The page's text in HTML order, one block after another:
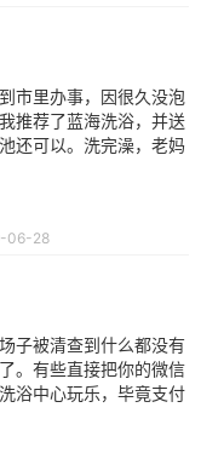
市里办事，因很久没泡
推荐了蓝海洗浴，并送
还可以。洗完澡，老妈
06-28
子被清查到什么都没有
。有些直接把你的微信
浴中心玩乐，毕竟支付